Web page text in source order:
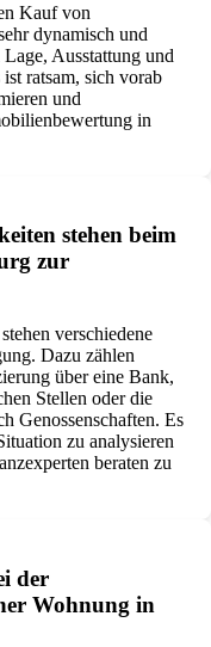
Kauf von
dynamisch und
Ausstattung und
ratsam, sich vorab
und
in
stehen beim
zur
verschiedene
Dazu zählen
über eine Bank,
Stellen oder die
Genossenschaften. Es
zu analysieren
beraten zu
der
Wohnung in